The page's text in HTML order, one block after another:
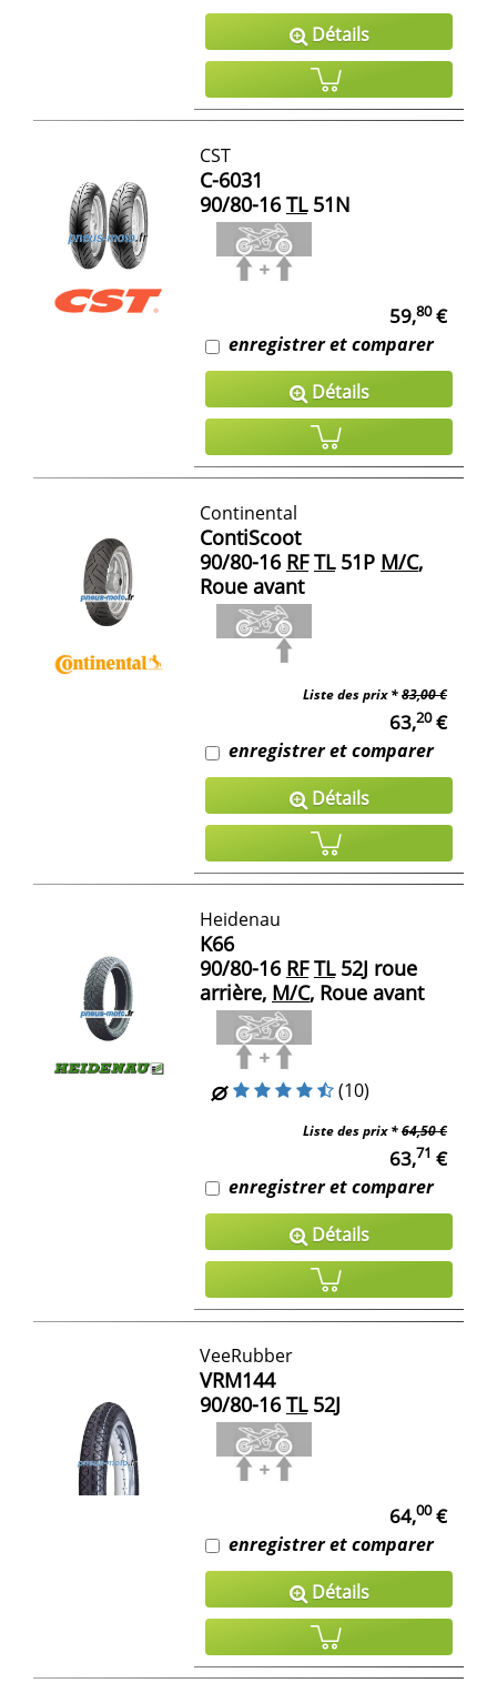
Détails
CST
C-6031
90/80-16 TL51N
59,80€
enregistrer et comparer
Détails
Continental
ContiScoot
90/80-16 RF TL51P M/C,
Roue avant
Liste des prix *83,00 €
63,20€
enregistrer et comparer
Détails
Heidenau
K66
90/80-16 RF TL52J roue
arrière, M/C, Roue avant
(10)
Liste des prix *64,50 €
63,71 €
enregistrer et comparer
Détails
VeeRubber
VRM144
90/80-16 TL52J
64,00€
enregistrer et comparer
Détails